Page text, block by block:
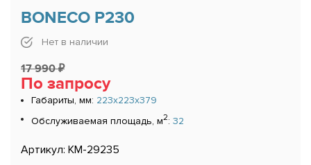
BONECO P230
Нет в наличии
17 990 ₽
По запросу
Габариты, мм: 223x223x379
Обслуживаемая площадь, м2: 32
Артикул: КМ-29235